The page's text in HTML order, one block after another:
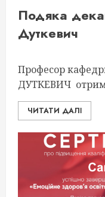
Подяка
Дуткевич
Професор
ДУТКЕВИЧ
ЧИТАТИ ДАЛІ